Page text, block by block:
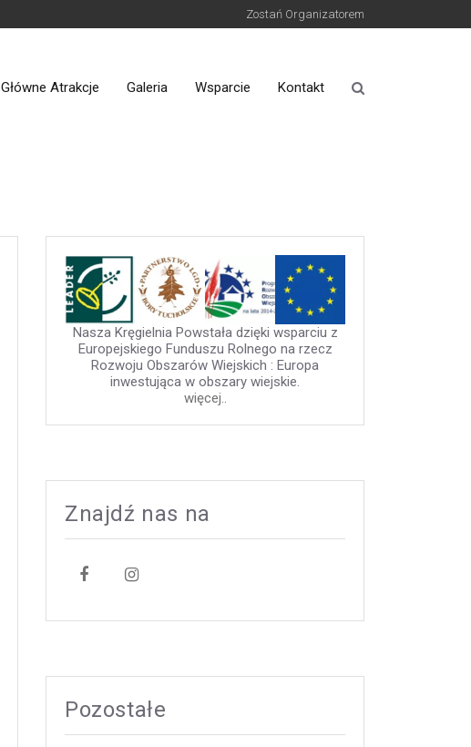
Zostań Organizatorem
Główne Atrakcje Galeria Wsparcie Kontakt
Nasza Kręgielnia Powstała dzięki wsparciu z
Europejskiego Funduszu Rolnego na rzecz
Rozwoju Obszarów Wiejskich : Europa
inwestująca w obszary wiejskie.
więcej..
Znajdź nas na
Pozostałe